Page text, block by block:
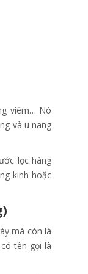
viêm… Nó
và u nang
lọc hàng
kinh hoặc
mà còn là
tên gọi là